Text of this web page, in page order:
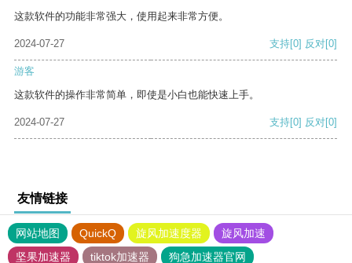
这款软件的功能非常强大，使用起来非常方便。
2024-07-27 支持[0] 反对[0]
游客
这款软件的操作非常简单，即使是小白也能快速上手。
2024-07-27 支持[0] 反对[0]
友情链接
网站地图 QuickQ 旋风加速度器
旋风加速
坚果加速器
tiktok加速器
狗急加速器官网